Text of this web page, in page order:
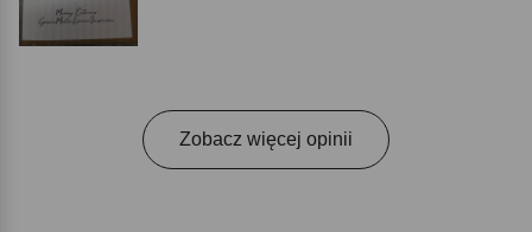
Zobacz więcej opinii